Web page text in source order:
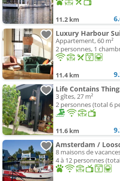
11.2 km
Luxury Harbour
Appartement, 60 m²
2 personnes, 1
11.4 km
Life Contains
3 gîtes, 27 m²
2 personnes (total 6
11.6 km
8 maisons de
4 à 12 personnes